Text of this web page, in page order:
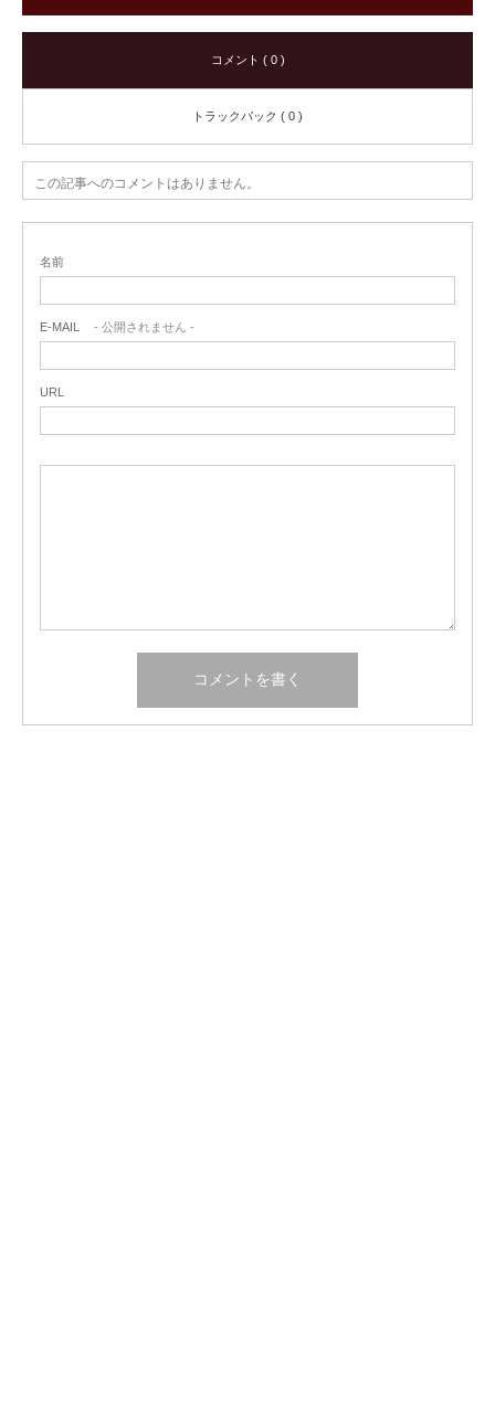
コメント ( 0 )
トラックバック ( 0 )
この記事へのコメントはありません。
名前
E-MAIL - 公開されません -
URL